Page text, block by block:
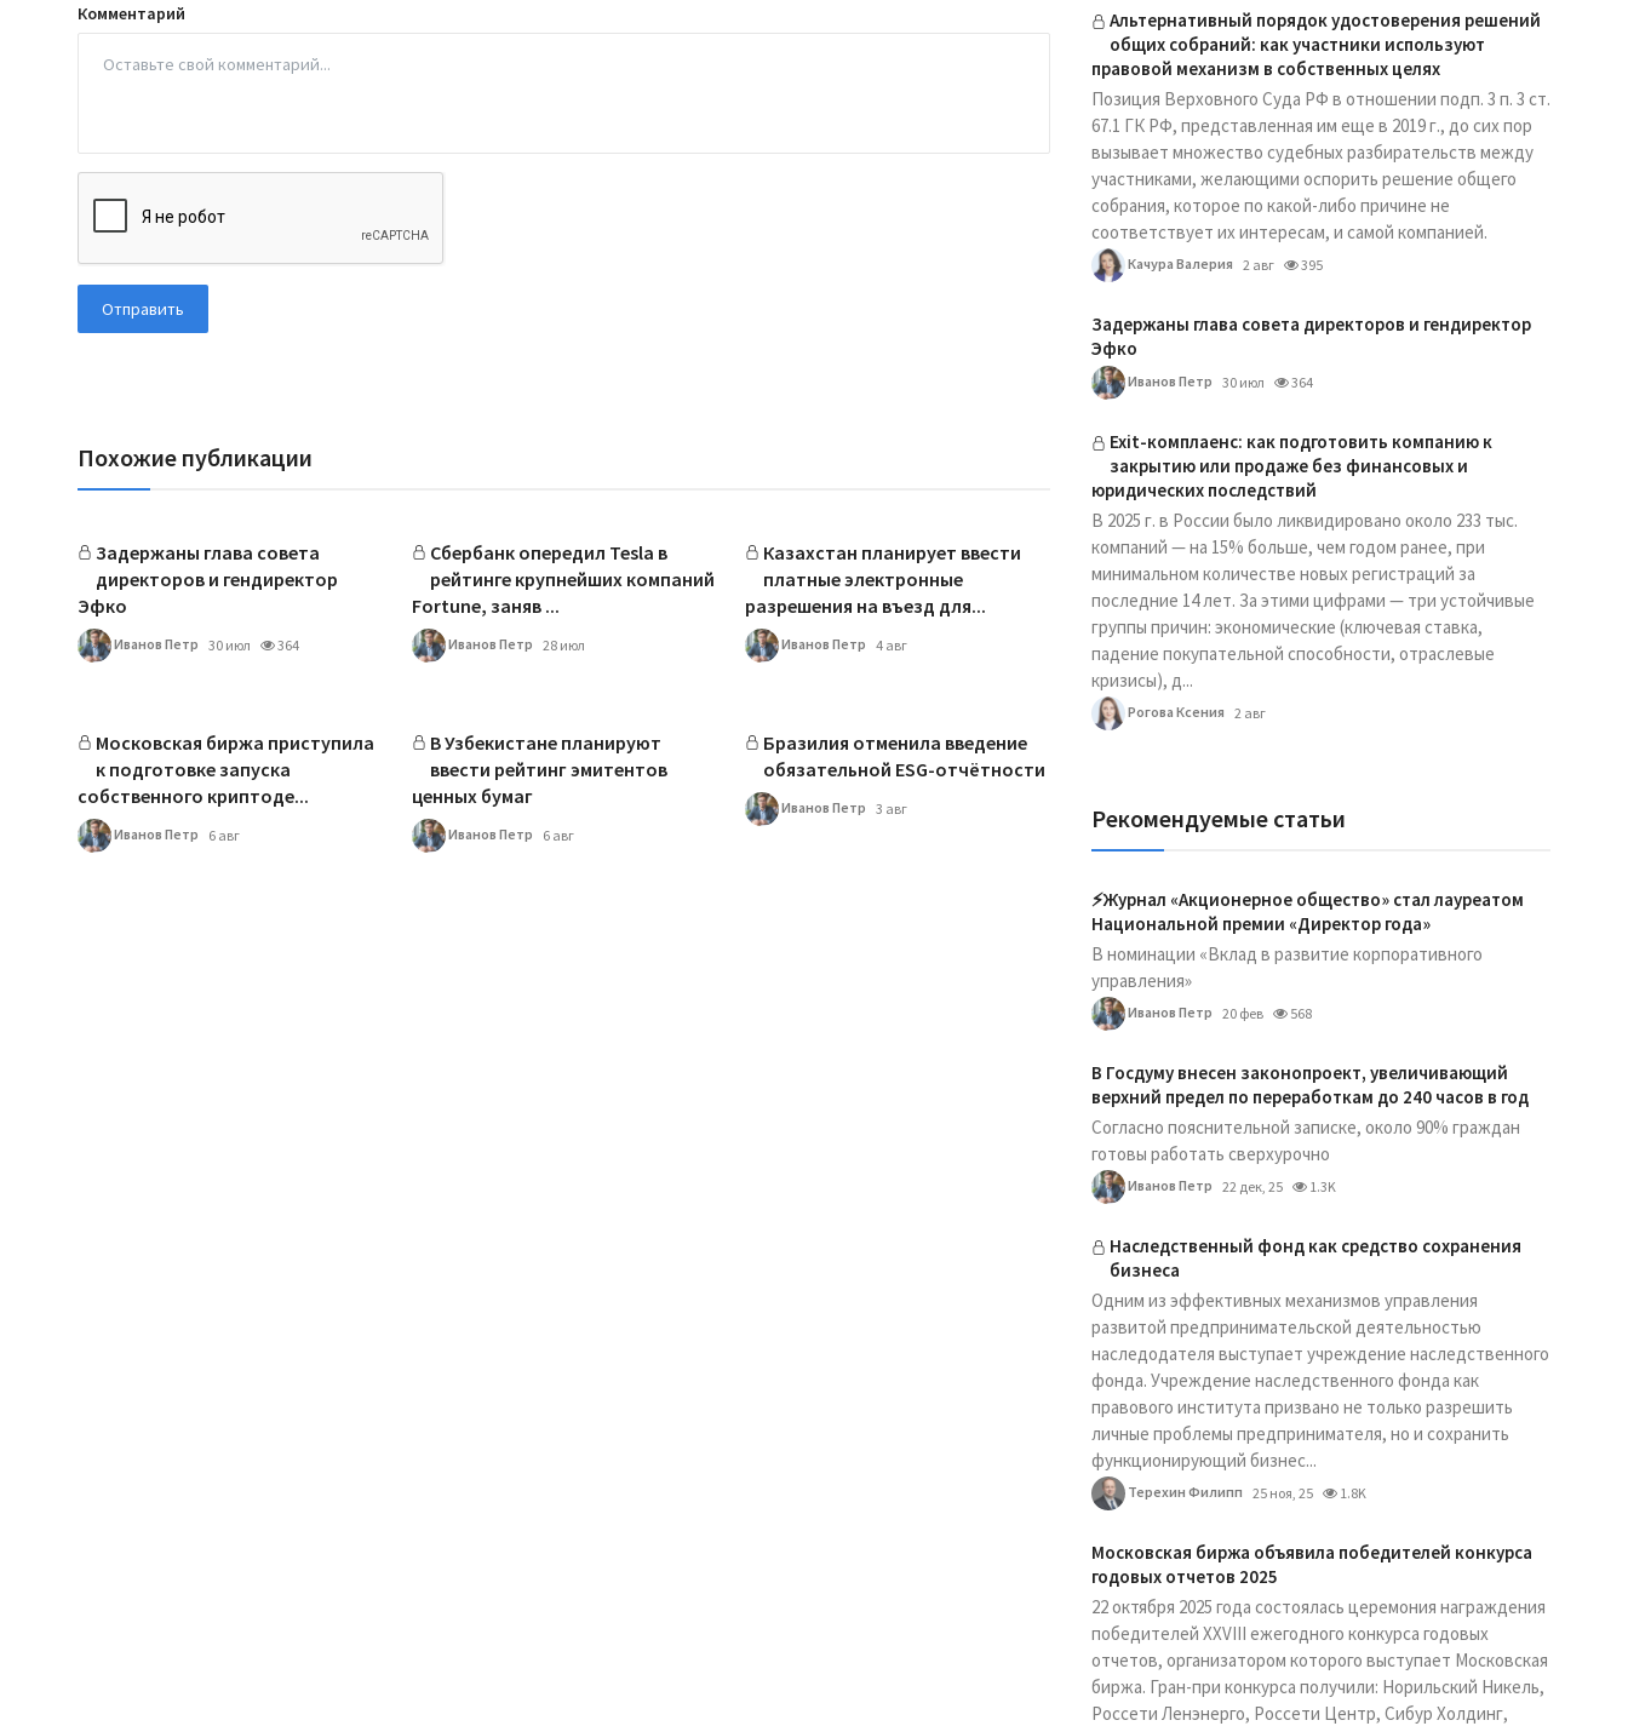
Комментарий
Отправить
Похожие публикации
Задержаны глава совета
директоров и гендиректор
Эфко
Иванов Петр 30 июл 364
Сбербанк опередил Tesla в
рейтинге крупнейших компаний
Fortune, заняв ...
Иванов Петр 28 июл
Казахстан планирует ввести
платные электронные
разрешения на въезд для...
Иванов Петр 4 авг
Московская биржа приступила
к подготовке запуска
собственного криптоде...
Иванов Петр 6 авг
В Узбекистане планируют
ввести рейтинг эмитентов
ценных бумаг
Иванов Петр 6 авг
Бразилия отменила введение
обязательной ESG-отчётности
Иванов Петр 3 авг
Альтернативный порядок удостоверения решений
общих собраний: как участники используют
правовой механизм в собственных целях
Позиция Верховного Суда РФ в отношении подп. 3 п. 3 ст.
67.1 ГК РФ, представленная им еще в 2019 г., до сих пор
вызывает множество судебных разбирательств между
участниками, желающими оспорить решение общего
собрания, которое по какой-либо причине не
соответствует их интересам, и самой компанией.
Качура Валерия 2 авг 395
Задержаны глава совета директоров и гендиректор
Эфко
Иванов Петр 30 июл 364
Exit-комплаенс: как подготовить компанию к
закрытию или продаже без финансовых и
юридических последствий
В 2025 г. в России было ликвидировано около 233 тыс.
компаний — на 15% больше, чем годом ранее, при
минимальном количестве новых регистраций за
последние 14 лет. За этими цифрами — три устойчивые
группы причин: экономические (ключевая ставка,
падение покупательной способности, отраслевые
кризисы), д...
Рогова Ксения 2 авг
Рекомендуемые статьи
⚡️Журнал «Акционерное общество» стал лауреатом
Национальной премии «Директор года»
В номинации «Вклад в развитие корпоративного
управления»
Иванов Петр 20 фев 568
В Госдуму внесен законопроект, увеличивающий
верхний предел по переработкам до 240 часов в год
Согласно пояснительной записке, около 90% граждан
готовы работать сверхурочно
Иванов Петр 22 дек, 25 1.3K
Наследственный фонд как средство сохранения
бизнеса
Одним из эффективных механизмов управления
развитой предпринимательской деятельностью
наследодателя выступает учреждение наследственного
фонда. Учреждение наследственного фонда как
правового института призвано не только разрешить
личные проблемы предпринимателя, но и сохранить
функционирующий бизнес...
Терехин Филипп 25 ноя, 25 1.8K
Московская биржа объявила победителей конкурса
годовых отчетов 2025
22 октября 2025 года состоялась церемония награждения
победителей XXVIII ежегодного конкурса годовых
отчетов, организатором которого выступает Московская
биржа. Гран-при конкурса получили: Норильский Никель,
Россети Ленэнерго, Россети Центр, Сибур Холдинг,